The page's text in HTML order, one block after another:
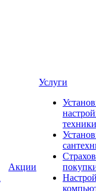
Акции
Услуги
техники